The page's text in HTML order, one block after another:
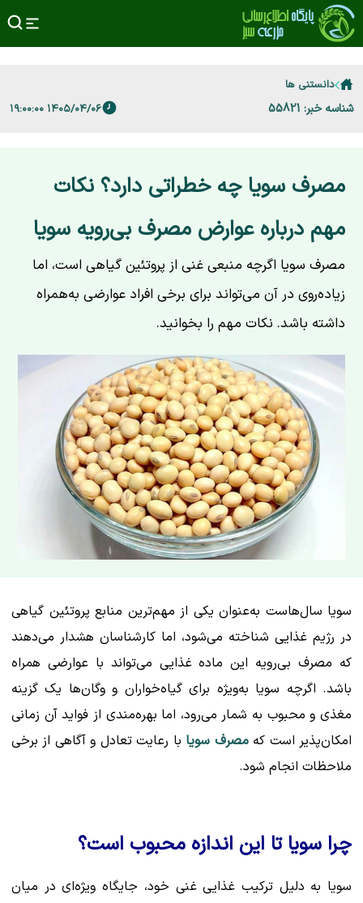
دانستنی ها
شناسه خبر: 55821 ۱۴۰۵/۰۴/۰۶ ۱۹:۰۰:۰۰
مصرف سویا چه خطراتی دارد؟ نکات
مهم درباره عوارض مصرف بی‌رویه سویا
مصرف سویا اگرچه منبعی غنی از پروتئین گیاهی است، اما
زیاده‌روی در آن می‌تواند برای برخی افراد عوارضی به‌همراه
داشته باشد. نکات مهم را بخوانید.
سویا سال‌هاست به‌عنوان یکی از مهم‌ترین منابع پروتئین گیاهی
در رژیم غذایی شناخته می‌شود، اما کارشناسان هشدار می‌دهند
که مصرف بی‌رویه این ماده غذایی می‌تواند با عوارضی همراه
باشد. اگرچه سویا به‌ویژه برای گیاه‌خواران و وگان‌ها یک گزینه
مغذی و محبوب به شمار می‌رود، اما بهره‌مندی از فواید آن زمانی
امکان‌پذیر است کهمصرف سویا با رعایت تعادل و آگاهی از برخی
ملاحظات انجام شود.
چرا سویا تا این اندازه محبوب است؟
سویا به دلیل ترکیب غذایی غنی خود، جایگاه ویژه‌ای در میان